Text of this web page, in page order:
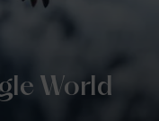
World